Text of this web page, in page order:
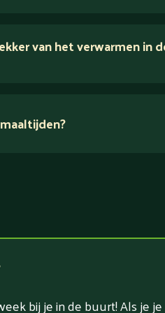
van het verwarmen in
bij je in de buurt! Als je je